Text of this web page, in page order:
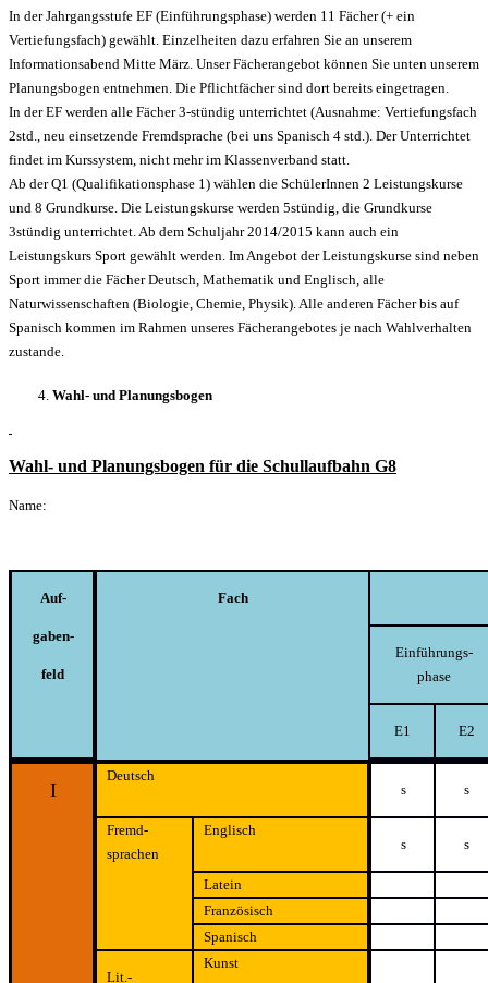
In der Jahrgangsstufe EF (Einführungsphase) werden 11 Fächer (+ ein
Vertiefungsfach) gewählt. Einzelheiten dazu erfahren Sie an unserem
Informationsabend Mitte März. Unser Fächerangebot können Sie unten unserem
Planungsbogen entnehmen. Die Pflichtfächer sind dort bereits eingetragen.
In der EF werden alle Fächer 3-stündig unterrichtet (Ausnahme: Vertiefungsfach
2std., neu einsetzende Fremdsprache (bei uns Spanisch 4 std.). Der Unterrichtet
findet im Kurssystem, nicht mehr im Klassenverband statt.
Ab der Q1 (Qualifikationsphase 1) wählen die SchülerInnen 2 Leistungskurse
und 8 Grundkurse. Die Leistungskurse werden 5stündig, die Grundkurse
3stündig unterrichtet. Ab dem Schuljahr 2014/2015 kann auch ein
Leistungskurs Sport gewählt werden. Im Angebot der Leistungskurse sind neben
Sport immer die Fächer Deutsch, Mathematik und Englisch, alle
Naturwissenschaften (Biologie, Chemie, Physik). Alle anderen Fächer bis auf
Spanisch kommen im Rahmen unseres Fächerangebotes je nach Wahlverhalten
zustande.
Wahl- und Planungsbogen
Wahl- und Planungsbogen für die Schullaufbahn G8
Name:
Auf-
gaben-
feld
Fach
Einführungs-
phase
E1 E2
I
Deutsch
s
s
Fremd-
sprachen
Englisch
s
s
Latein
Französisch
Spanisch
Lit.-
Kunst